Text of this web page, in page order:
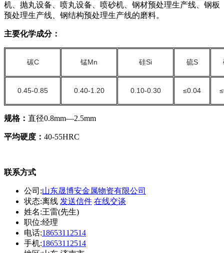
机、抛丸设备、喷丸设备、喷砂机、钢材预处理生产线、钢板
预处理生产线、 钢结构预处理生产线的磨料。
主要化学成分：
碳C 锰Mn 硅Si 硫S
0.45-0.85 0.40-1.20 0.10-0.30 ≤0.04
规格： 直径0.8mm—2.5mm
平均硬度： 40-55HRC
联系方式
公司:山东晟博安金属物资有限公司
状态:离线 发送信件 在线交谈
姓名:王雷(先生)
职位:经理
电话:18653112514
手机:18653112514